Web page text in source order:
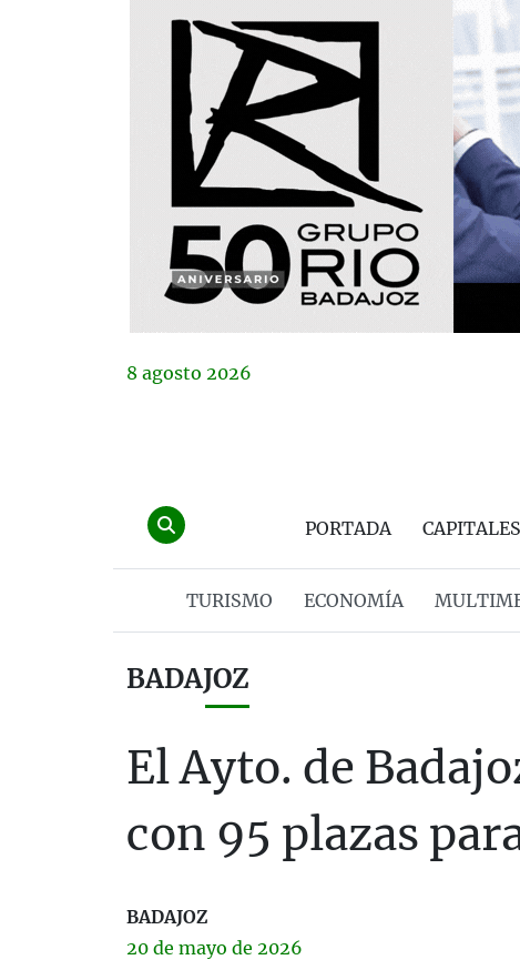
8 agosto 2026
PORTADA CAPITALES
TURISMO ECONOMÍA
BADAJOZ
El Ayto. de
con 95 plazas
BADAJOZ
20 de mayo de 2026